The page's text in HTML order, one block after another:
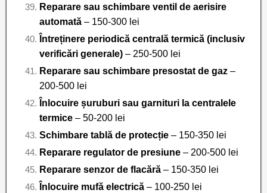
Reparare sau schimbare ventil de aerisire
automată – 150-300 lei
Întreținere periodică centrală termică (inclusiv
verificări generale) – 250-500 lei
Reparare sau schimbare presostat de gaz –
200-500 lei
Înlocuire șuruburi sau garnituri la centralele
termice – 50-200 lei
Schimbare tablă de protecție – 150-350 lei
Reparare regulator de presiune – 200-500 lei
Reparare senzor de flacără – 150-350 lei
Înlocuire mufă electrică – 100-250 lei